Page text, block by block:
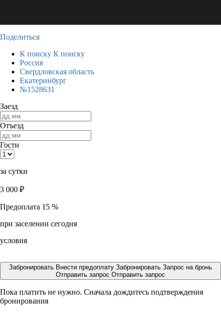
Поделиться
К поиску К поиску
Россия
Свердловская область
Екатеринбург
№1528631
Заезд
Отъезд
Гости
за сутки
3 000 ₽
Предоплата 15 %
при заселении сегодня
условия
Забронировать Внести предоплату Забронировать Запрос на бронь
Отправить запрос Отправить запрос
Пока платить не нужно. Сначала дождитесь подтверждения
бронирования